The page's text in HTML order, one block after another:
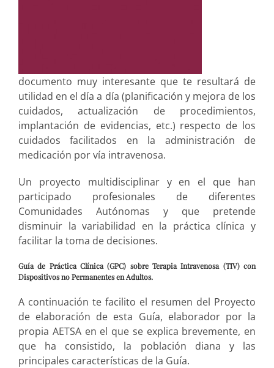
documento muy interesante que te resultará de
utilidad en el día a día (planificación y mejora de los
cuidados, actualización de procedimientos,
implantación de evidencias, etc.) respecto de los
cuidados facilitados en la administración de
medicación por vía intravenosa.
Un proyecto multidisciplinar y en el que han
participado profesionales de diferentes
Comunidades Autónomas y que pretende
disminuir la variabilidad en la práctica clínica y
facilitar la toma de decisiones.
Guía de Práctica Clínica (GPC) sobre Terapia Intravenosa (TIV) con
Dispositivos no Permanentes en Adultos.
A continuación te facilito el resumen del Proyecto
de elaboración de esta Guía, elaborador por la
propia AETSA en el que se explica brevemente, en
que ha consistido, la población diana y las
principales características de la Guía.